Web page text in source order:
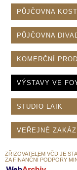
PŮJČOVNA
PŮJČOVNA
KOMERČNÍ
VÝSTAVY VE
STUDIO LAIK
VEŘEJNÉ
ZŘIZOVATELEM VČD JE
ZA FINANČNÍ PODPORY